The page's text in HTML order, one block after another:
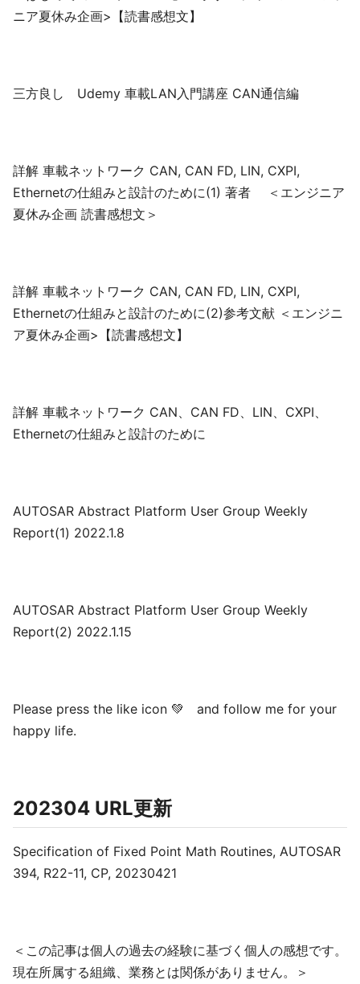
ニア夏休み企画>【読書感想文】
三方良し Udemy 車載LAN入門講座 CAN通信編
詳解 車載ネットワーク CAN, CAN FD, LIN, CXPI,
Ethernetの仕組みと設計のために(1) 著者 ＜エンジニア
夏休み企画 読書感想文＞
詳解 車載ネットワーク CAN, CAN FD, LIN, CXPI,
Ethernetの仕組みと設計のために(2)参考文献 ＜エンジニ
ア夏休み企画>【読書感想文】
詳解 車載ネットワーク CAN、CAN FD、LIN、CXPI、
Ethernetの仕組みと設計のために
AUTOSAR Abstract Platform User Group Weekly
Report(1) 2022.1.8
AUTOSAR Abstract Platform User Group Weekly
Report(2) 2022.1.15
Please press the like icon 💚 and follow me for your
happy life.
202304 URL更新
Specification of Fixed Point Math Routines, AUTOSAR
394, R22-11, CP, 20230421
＜この記事は個人の過去の経験に基づく個人の感想です。
現在所属する組織、業務とは関係がありません。＞